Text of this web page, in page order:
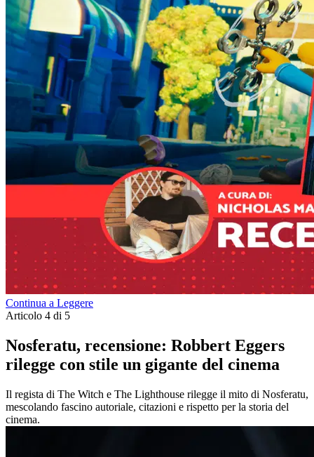
Continua a Leggere
Articolo 4 di 5
Nosferatu, recensione: Robbert Eggers
rilegge con stile un gigante del cinema
Il regista di The Witch e The Lighthouse rilegge il mito di Nosferatu,
mescolando fascino autoriale, citazioni e rispetto per la storia del
cinema.